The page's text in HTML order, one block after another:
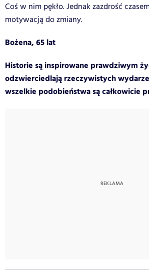
Coś w nim pękło. Jednak zazdrość
motywacją do zmiany.
Bożena, 65 lat
Historie są inspirowane prawdziwym
odzwierciedlają rzeczywistych
wszelkie podobieństwa są całkowicie